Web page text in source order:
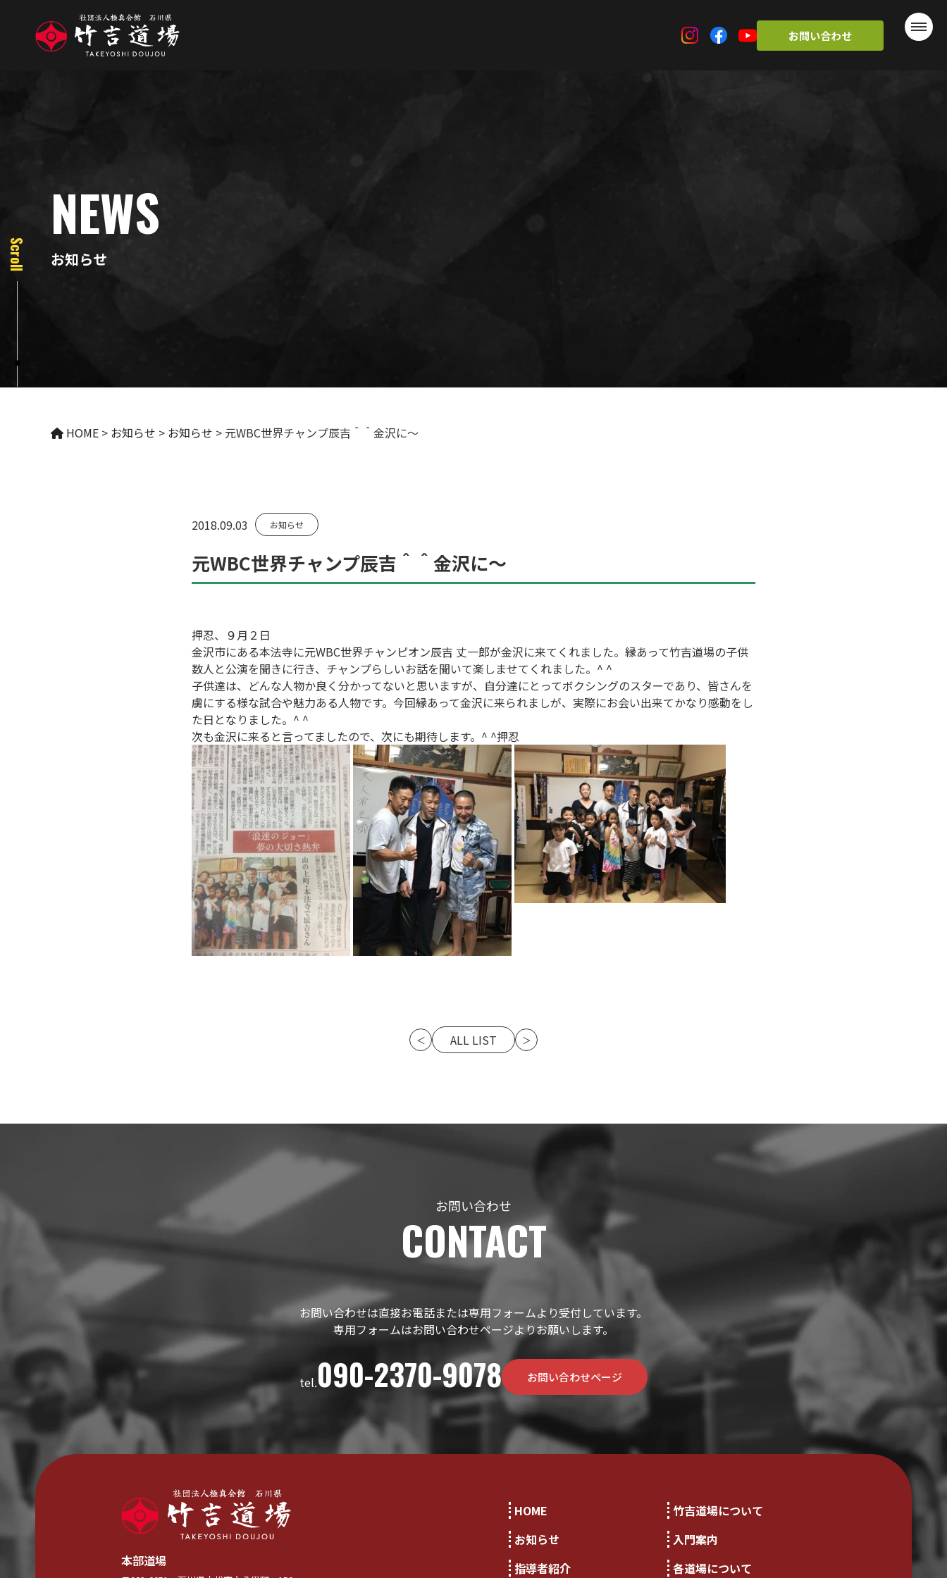
お問い合わせ
NEWS
お知らせ
Scroll
HOME > お知らせ > お知らせ > 元WBC世界チャンプ辰吉＾＾金沢に〜
2018.09.03 お知らせ
元WBC世界チャンプ辰吉＾＾金沢に〜
押忍、９月２日
金沢市にある本法寺に元WBC世界チャンピオン辰吉 丈一郎が金沢に来てくれました。縁あって竹吉道場の子供
数人と公演を聞きに行き、チャンプらしいお話を聞いて楽しませてくれました。^ ^
子供達は、どんな人物か良く分かってないと思いますが、自分達にとってボクシングのスターであり、皆さんを
虜にする様な試合や魅力ある人物です。今回縁あって金沢に来られましが、実際にお会い出来てかなり感動をし
た日となりました。^ ^
次も金沢に来ると言ってましたので、次にも期待します。^ ^押忍
＜ ALL LIST ＞
お問い合わせ
CONTACT
お問い合わせは直接お電話または専用フォームより受付しています。
専用フォームはお問い合わせページよりお願いします。
tel.090-2370-9078 お問い合わせページ
本部道場
HOME
お知らせ
指導者紹介
竹吉道場について
入門案内
各道場について